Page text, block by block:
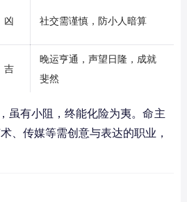
凶 社交需谨慎，防小人暗算
吉
晚运亨通，声望日隆，成就
斐然
虽有小阻，终能化险为夷。命主
、传媒等需创意与表达的职业，